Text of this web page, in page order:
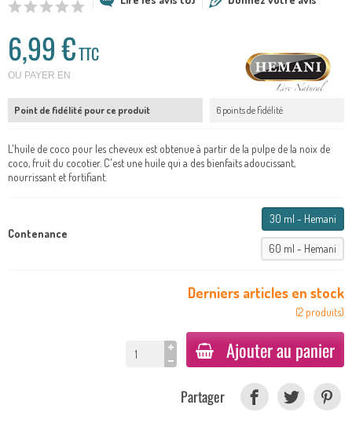
6,99 €TTC
OU PAYER EN
Point de fidélité pour ce produit 6 points de fidélité
L'huile de coco pour les cheveux est obtenue à partir de la pulpe de la noix de
coco, fruit du cocotier. C'est une huile qui a des bienfaits adoucissant,
nourrissant et fortifiant.
Contenance
30 ml - Hemani
60 ml - Hemani
Derniers articles en stock
(2 produits)
Ajouter au panier
Partager